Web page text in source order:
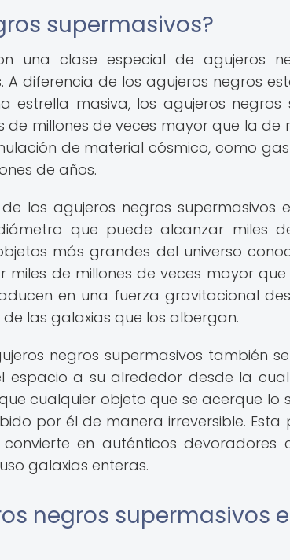
supermasivos?
una clase especial de agujeros
diferencia de los agujeros negros
masiva, los agujeros negros
millones de veces mayor que la de
de material cósmico, como gas
de años.
los agujeros negros supermasivos
que puede alcanzar miles
más grandes del universo
miles de millones de veces mayor
en una fuerza gravitacional
las galaxias que los albergan.
negros supermasivos también
espacio a su alrededor desde la
cualquier objeto que se acerque lo
por él de manera irreversible.
en auténticos devoradores
galaxias enteras.
negros supermasivos